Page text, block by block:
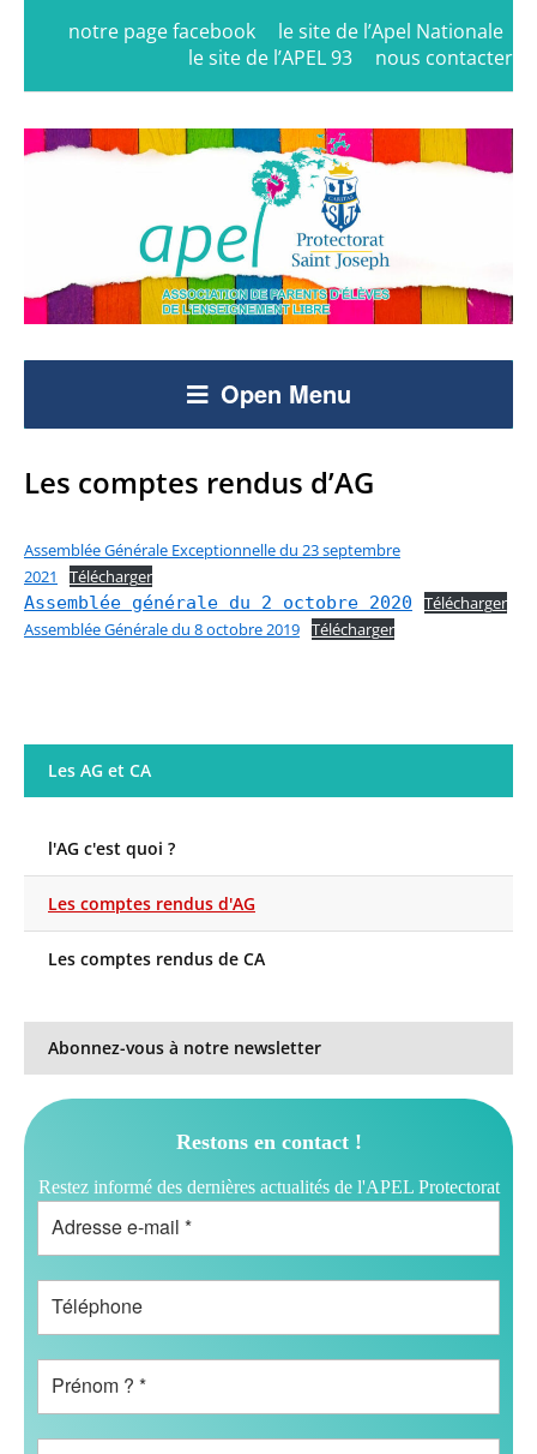
notre page facebook
le site de l’Apel Nationale
le site de l’APEL 93
nous contacter
Open Menu
Les comptes rendus d’AG
Assemblée Générale Exceptionnelle du 23 septembre
2021
Télécharger
Assemblée générale du 2 octobre 2020
Télécharger
Assemblée Générale du 8 octobre 2019 Télécharger
Les AG et CA
l'AG c'est quoi ?
Les comptes rendus d'AG
Les comptes rendus de CA
Abonnez-vous à notre newsletter
Restons en contact !
Restez informé des dernières actualités de l'APEL Protectorat